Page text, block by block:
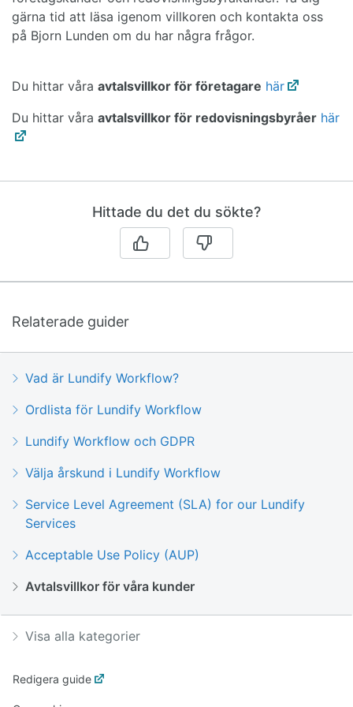
gärna tid att läsa igenom villkoren och kontakta oss
på Bjorn Lunden om du har några frågor.
Du hittar våra avtalsvillkor för företagare här
Du hittar våra avtalsvillkor för redovisningsbyråer här
Hittade du det du sökte?
Relaterade guider
Vad är Lundify Workflow?
Ordlista för Lundify Workflow
Lundify Workflow och GDPR
Välja årskund i Lundify Workflow
Service Level Agreement (SLA) for our Lundify
Services
Acceptable Use Policy (AUP)
Avtalsvillkor för våra kunder
Visa alla kategorier
Redigera guide